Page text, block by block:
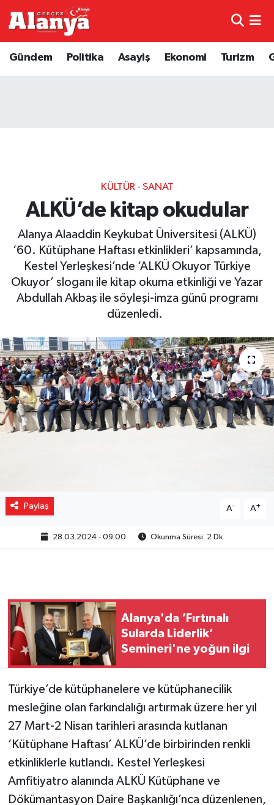
Gündem Politika Asayiş Ekonomi Turizm
KÜLTÜR - SANAT
ALKÜ’de kitap okudular
Alanya Alaaddin Keykubat Üniversitesi (ALKÜ)
‘60. Kütüphane Haftası etkinlikleri’ kapsamında,
Kestel Yerleşkesi’nde ‘ALKÜ Okuyor Türkiye
Okuyor’ sloganı ile kitap okuma etkinliği ve Yazar
Abdullah Akbaş ile söyleşi-imza günü programı
düzenledi.
Paylaş A- A+
28.03.2024 - 09:00 Okunma Süresi: 2 Dk
Alanya'da ‘Fırtınalı
Sularda Liderlik’
Semineri'ne yoğun ilgi
Türkiye’de kütüphanelere ve kütüphanecilik
mesleğine olan farkındalığı artırmak üzere her yıl
27 Mart-2 Nisan tarihleri arasında kutlanan
‘Kütüphane Haftası’ ALKÜ’de birbirinden renkli
etkinliklerle kutlandı. Kestel Yerleşkesi
Amfitiyatro alanında ALKÜ Kütüphane ve
Dökümantasyon Daire Başkanlığı’nca düzenlenen,
Genel
Diğer
Dünya
Ekonomi
Gizlilik İlkeleri - Privacy Policy
Gündem
Politika
Spor
Trafik Durumu
Haber Arşivi